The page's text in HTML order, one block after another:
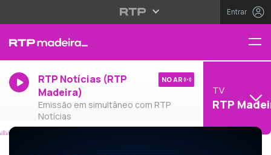
Entrar
RTP Notícias (RTP
Madeira)
Emissão em simultâneo com RTP
Notícias
NO AR
TV
RTP